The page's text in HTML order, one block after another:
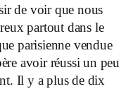
de voir que nous
partout dans le
parisienne vendue
avoir réussi un peu
Il y a plus de dix